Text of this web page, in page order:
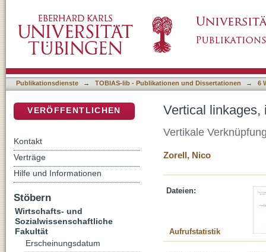
Publikationsdienste → TOBIAS-lib - Publikationen und Dissertationen → 6
Vertical linkages,
Vertikale
Zorell, Nico
Dateien:
Aufrufstatistik
VERÖFFENTLICHEN
Kontakt
Verträge
Hilfe und Informationen
Stöbern
Wirtschafts- und
Sozialwissenschaftliche
Fakultät
Erscheinungsdatum